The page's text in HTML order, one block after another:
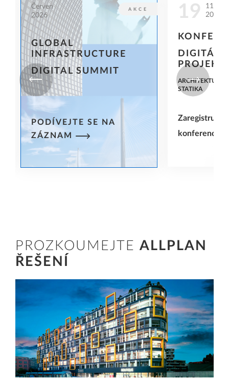
Červen
2026
AKCE
GLOBAL
INFRASTRUCTURE
DIGITAL SUMMIT
PODÍVEJTE SE NA
ZÁZNAM
19
11
2026
ARCHITEKTURA
STATIKA
Zaregistrujte
konferenci
PROZKOUMEJTE ALLPLAN
ŘEŠENÍ